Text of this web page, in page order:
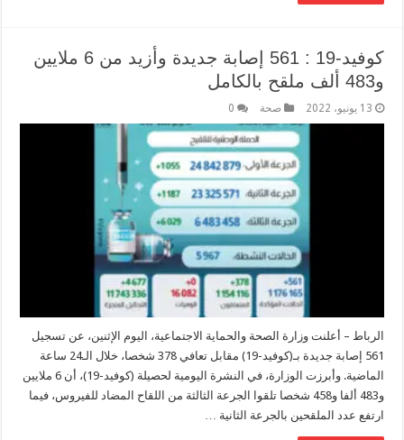
كوفيد-19 : 561 إصابة جديدة وأزيد من 6 ملايين
و483 ألف ملقح بالكامل
13 يونيو، 2022 صحة 0
الرباط – أعلنت وزارة الصحة والحماية الاجتماعية، اليوم الإثنين، عن تسجيل
561 إصابة جديدة بـ(كوفيد-19) مقابل تعافي 378 شخصا، خلال الـ24 ساعة
الماضية. وأبرزت الوزارة، في النشرة اليومية لحصيلة (كوفيد-19)، أن 6 ملايين
و483 ألفا و458 شخصا تلقوا الجرعة الثالثة من اللقاح المضاد للفيروس، فيما
ارتفع عدد الملقحين بالجرعة الثانية …